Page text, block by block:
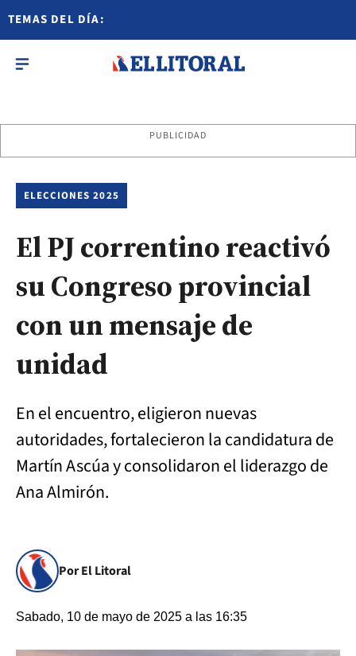
TEMAS DEL DÍA:
PUBLICIDAD
ELECCIONES 2025
El PJ correntino reactivó
su Congreso provincial
con un mensaje de
unidad
En el encuentro, eligieron nuevas
autoridades, fortalecieron la candidatura de
Martín Ascúa y consolidaron el liderazgo de
Ana Almirón.
Por El Litoral
Sabado, 10 de mayo de 2025 a las 16:35